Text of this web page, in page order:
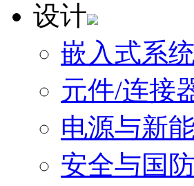
设计
嵌入式系
元件/连接
电源与新
安全与国防